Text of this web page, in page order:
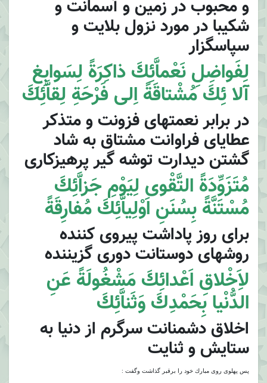
و محبوب در زمين و آسمانت و
شكيبا در مورد نزول بلايت و
سپاسگزار
لِفَواضِلِ نَعْماَّئِكَ ذاكِرَةً لِسَوابِغِ
آلا ئِكَ مُشْتاقَةً اِلى فَرْحَةِ لِقاَّئِكَ
در برابر نعمتهاى فزونت و متذكر
عطاياى فراوانت مشتاق به شاد
گشتن ديدارت توشه گير پرهيزكارى
مُتَزَوِّدَةً التَّقْوى لِيَوْمِ جَزاَّئِكَ
مُسْتَنَّةً بِسُنَنِ اَوْلِياَّئِكَ مُفارِقَةً
براى روز پاداشت پيروى كننده
روشهاى دوستانت دورى گزيننده
لاَِخْلاقِ اَعْدائِكَ مَشْغُولَةً عَنِ
الدُّنْيا بِحَمْدِكَ وَثَناَّئِكَ
اخلاق دشمنانت سرگرم از دنيا به
ستايش و ثنايت
پس پهلوى روى مبارك خود را برقبر گذاشت وگفت :